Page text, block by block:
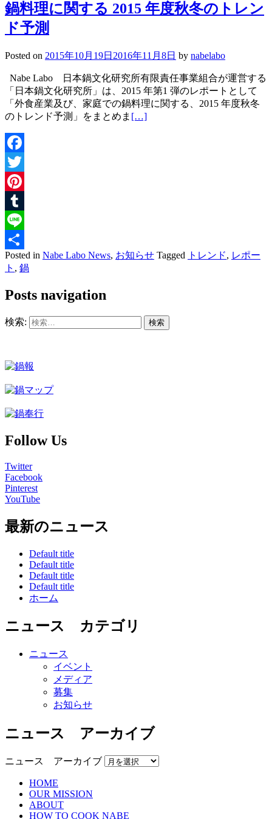
鍋料理に関する 2015 年度秋冬のトレン
ド予測
Posted on 2015年10月19日 2016年11月8日 by nabelabo
Nabe Labo 日本鍋文化研究所有限責任事業組合が運営する
「日本鍋文化研究所」は、2015 年第1 弾のレポートとして
「外食産業及び、家庭での鍋料理に関する、2015 年度秋冬
のトレンド予測」をまとめま […]
Facebook
Twitter
Pinterest
Tumblr
Line
共
Posted in Nabe Labo News, お知らせ Tagged トレンド, レポー
ト , 鍋
Posts navigation
検索:
Follow Us
Twitter
Facebook
Pinterest
YouTube
最新のニュース
Default title
Default title
Default title
Default title
ホーム
ニュース カテゴリ
ニュース
イベント
メディア
募集
お知らせ
ニュース アーカイブ
ニュース アーカイブ
HOME
OUR MISSION
ABOUT
HOW TO COOK NABE